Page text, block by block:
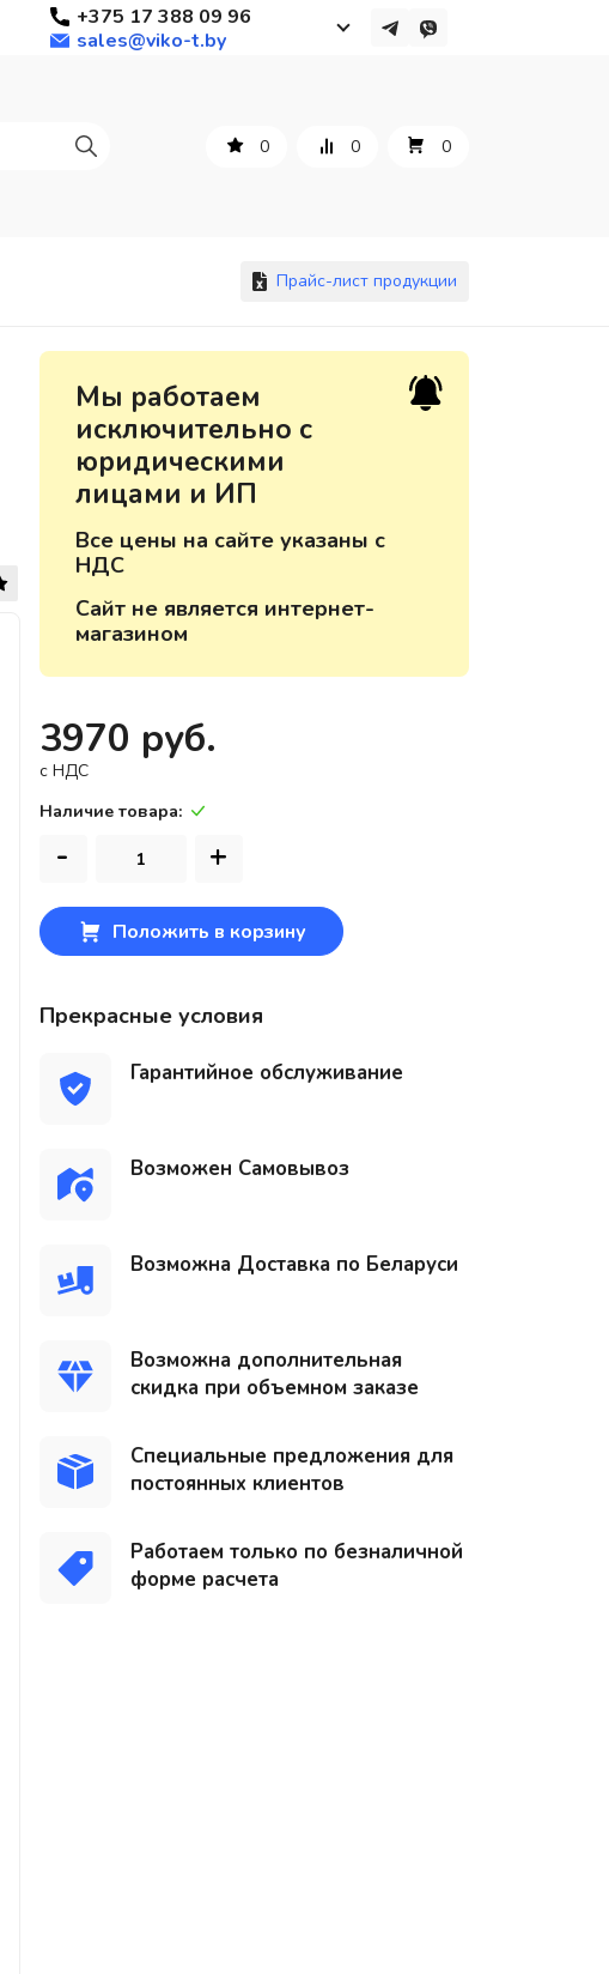
+375 17 388 09 96
sales@viko-t.by
+375 17 388 09 96
По всем вопросам
sales@viko-t.by
Оплата и доставка
Контакты
17, пом. 38, оф. №1
0 0 0
Прайс-лист продукции
Мы работаем
исключительно с
юридическими
лицами и ИП
Все цены на сайте указаны с
НДС
Сайт не является интернет-
магазином
3970 руб.
c НДС
Наличие товара:
- +
Положить в корзину
Прекрасные условия
Гарантийное обслуживание
Возможен Самовывоз
Возможна Доставка по Беларуси
Возможна дополнительная
скидка при объемном заказе
Специальные предложения для
постоянных клиентов
Работаем только по безналичной
форме расчета